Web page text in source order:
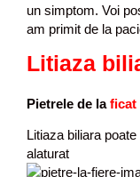
un simptom. Voi
am primit de la
Litiaza
Pietrele de laficat
Litiaza biliara
alaturat